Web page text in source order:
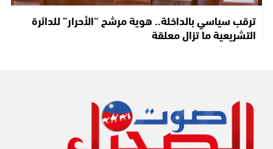
ترقب سياسي بالداخلة.. هوية مرشح “الأحرار” للدائرة
التشريعية ما تزال معلقة